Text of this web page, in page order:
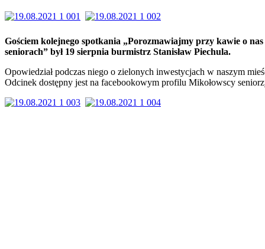
Gościem kolejnego spotkania „Porozmawiajmy przy kawie o nas
seniorach” był 19 sierpnia burmistrz Stanisław Piechula.
Opowiedział podczas niego o zielonych inwestycjach w naszym
Odcinek dostępny jest na facebookowym profilu Mikołowscy